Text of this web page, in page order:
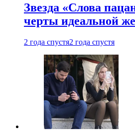
Звезда «Слова
черты идеальной
2 года спустя2 года спустя